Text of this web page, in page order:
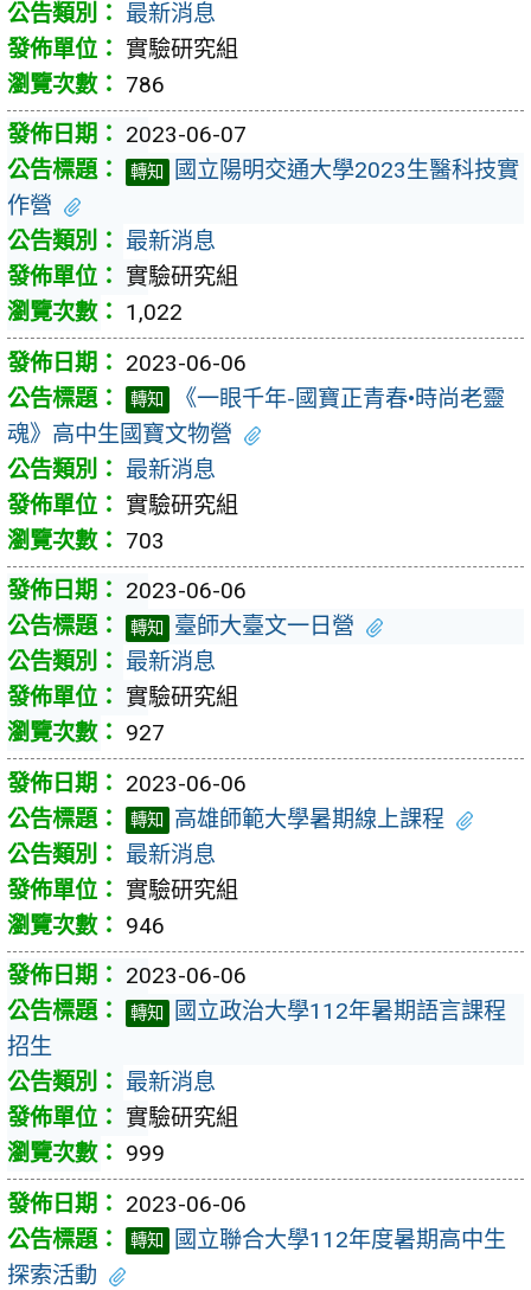
最新消息
實驗研究組
786
2023-06-07
轉知
國立陽明交通大學2023生醫科技實
作營
最新消息
實驗研究組
1,022
2023-06-06
轉知
《一眼千年-國寶正青春•時尚老靈
魂》高中生國寶文物營
最新消息
實驗研究組
703
2023-06-06
轉知
臺師大臺文一日營
最新消息
實驗研究組
927
2023-06-06
轉知
高雄師範大學暑期線上課程
最新消息
實驗研究組
946
2023-06-06
轉知
國立政治大學112年暑期語言課程
招生
最新消息
實驗研究組
999
2023-06-06
轉知
國立聯合大學112年度暑期高中生
探索活動